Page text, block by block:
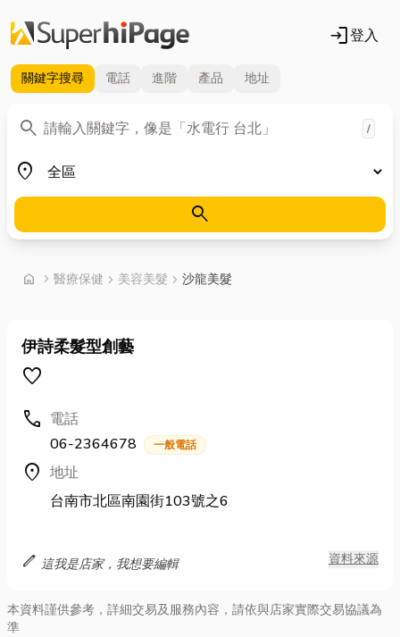
login登入
關鍵字搜尋 電話 進階 產品 地址
search
關鍵字 /
place
地區
search
home chevron_right 首頁
醫療保健 chevron_right 美容美髮 chevron_right 沙龍美髮
伊詩柔髮型創藝
favorite
call 電話
06-2364678
一般電話
location_on 地址
台南市北區南園街103號之6
edit 這我是店家，我想要編輯 資料來源
本資料謹供參考，詳細交易及服務內容，請依與店家實際交易協議為
準